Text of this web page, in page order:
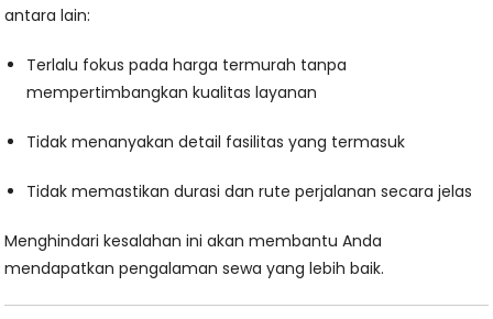
antara lain:
Terlalu fokus pada harga termurah tanpa
mempertimbangkan kualitas layanan
Tidak menanyakan detail fasilitas yang termasuk
Tidak memastikan durasi dan rute perjalanan secara jelas
Menghindari kesalahan ini akan membantu Anda
mendapatkan pengalaman sewa yang lebih baik.